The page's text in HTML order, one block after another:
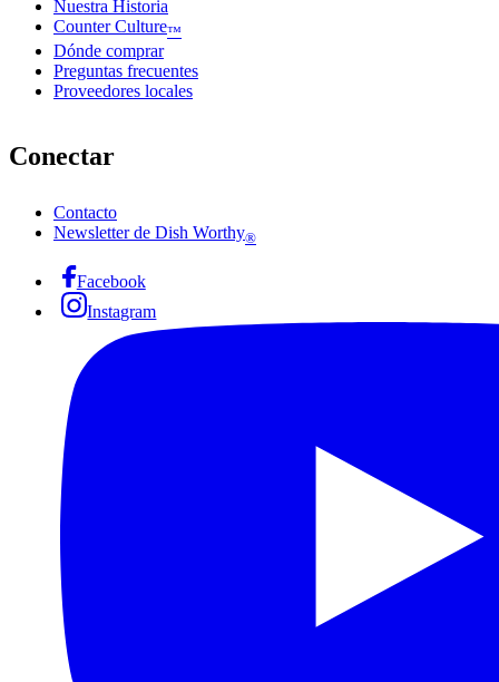
Nuestra Historia
Counter Culture™
Dónde comprar
Preguntas frecuentes
Proveedores locales
Conectar
Contacto
Newsletter de Dish Worthy®
Facebook
Instagram